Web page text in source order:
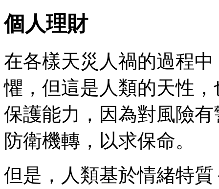
個人理財
在各樣天災人禍的過程
懼，但這是人類的天性
保護能力，因為對風險
防衛機轉，以求保命。
但是，人類基於情緒特